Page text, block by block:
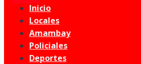
Inicio
Locales
Amambay
Policiales
Deportes